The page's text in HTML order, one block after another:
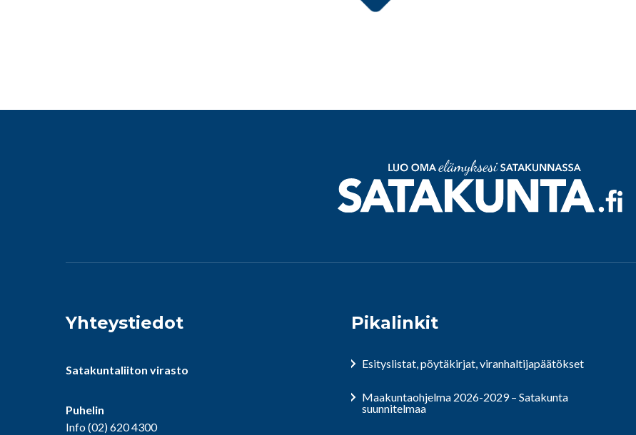
Yhteystiedot
Satakuntaliiton virasto
Puhelin
Info(02) 620 4300
Pikalinkit
Esityslistat, pöytäkirjat, viranhaltijapäätökset
Maakuntaohjelma 2026-2029 – Satakunta
suunnitelmaa